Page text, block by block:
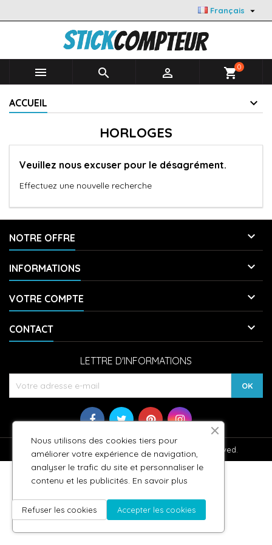
Français 
   shopping_cart0
ACCUEIL
HORLOGES
Veuillez nous excuser pour le désagrément.
Effectuez une nouvelle recherche
NOTRE OFFRE 
INFORMATIONS 
VOTRE COMPTE 
CONTACT 
LETTRE D'INFORMATIONS
© Copyright 2026 StickCompteur. All Rights Reserved.
Nous utilisons des cookies tiers pour
améliorer votre expérience de navigation,
analyser le trafic du site et personnaliser le
contenu et les publicités. En savoir plus
Accepter les cookies
Refuser les cookies